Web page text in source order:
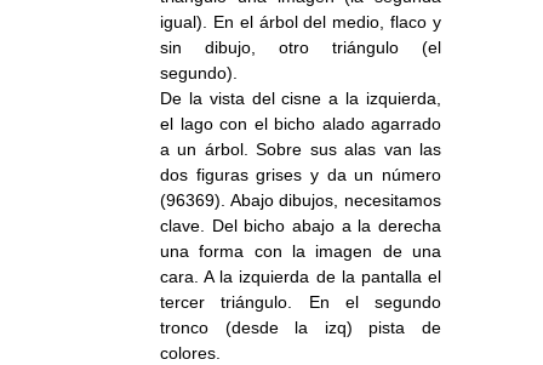
igual). En el árbol del medio, flaco y
sin dibujo, otro triángulo (el
segundo).
De la vista del cisne a la izquierda,
el lago con el bicho alado agarrado
a un árbol. Sobre sus alas van las
dos figuras grises y da un número
(96369). Abajo dibujos, necesitamos
clave. Del bicho abajo a la derecha
una forma con la imagen de una
cara. A la izquierda de la pantalla el
tercer triángulo. En el segundo
tronco (desde la izq) pista de
colores.